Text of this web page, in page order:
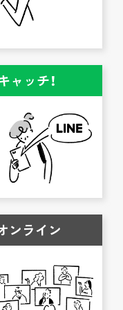
ャッチ！
ンライン